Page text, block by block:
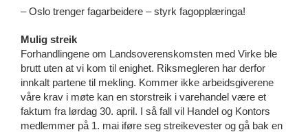
– Oslo trenger fagarbeidere – styrk fagopplæringa!
Mulig streik
Forhandlingene om Landsoverenskomsten med Virke ble
brutt uten at vi kom til enighet. Riksmegleren har derfor
innkalt partene til mekling. Kommer ikke arbeidsgiverene
våre krav i møte kan en storstreik i varehandel være et
faktum fra lørdag 30. april. I så fall vil Handel og Kontors
medlemmer på 1. mai iføre seg streikevester og gå bak en